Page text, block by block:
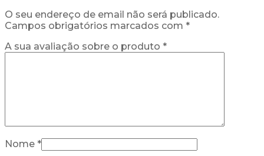
O seu endereço de email não será publicado.
Campos obrigatórios marcados com *
A sua avaliação sobre o produto *
Nome *